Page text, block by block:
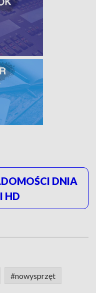
DNIA
HD
#nowysprzęt